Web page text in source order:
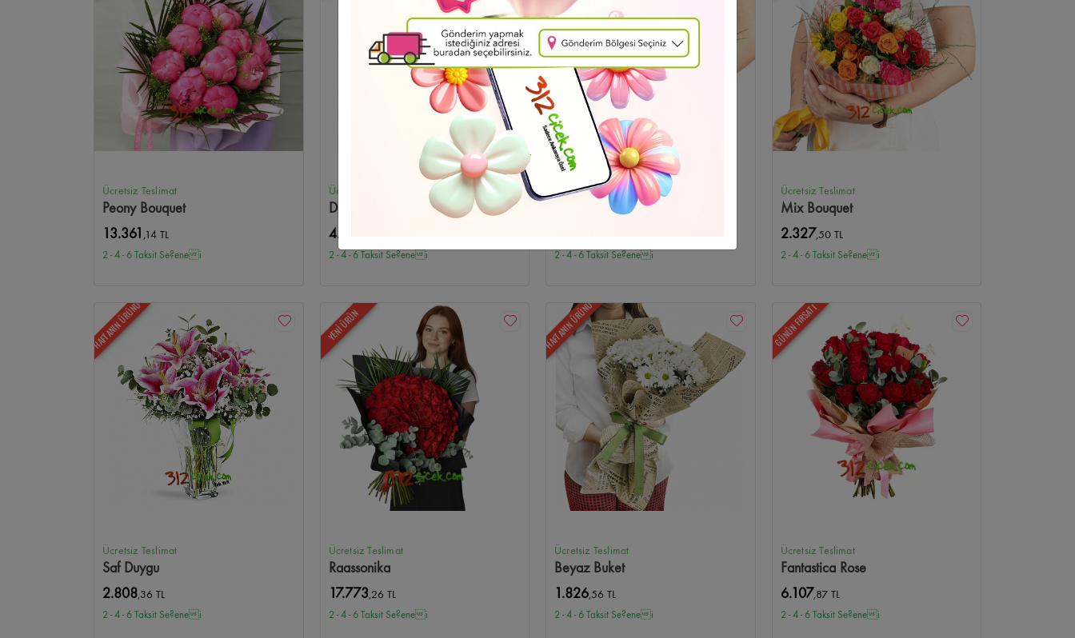
Ayçiçeği Balgat Çiçekçi Açılış/Tören Etimesgut Çiçekçi Düğün Çelenkleri Emek Çiçekçi Özür Dilerim Batıkent Çiçekçi Cenaze Çelenkleri Yıldız Çiçekçi Yeni Bebek/Doğum
Oran Çiçekçi Ferforje Aranjmanlar Eryaman Çiçekçi Cenaze Çelenkleri İndirimli Çiçekler Bahçelievler Çiçekçi Ayın Fırsatları Kişiye Özel Çiçekler Bilkent Çiçekçi
Mevsim Çiçekleri Sıhhıye Çiçekçi Beştepe Çiçekçi Cebeci Çiçekçi Söğütözü Çiçekçi Siteler Çiçekçi Beysukent Çiçekçi Anıttepe Çiçekçi
Gordion Çiçekçi Atakule Çiçekçi Ankamall Çiçekçi Kentpark Çiçekçi
365AVM Çiçekçi Akyurt Çiçekçi Kahraman Kazan Çiçekçi Hüseyingazi Çiçekçi Saray Çiçekçi Atapark Çiçekçi Ufuktepe Çiçekçi
Demetevler Çiçekçi Yenimahalle Çiçekçi Şentepe Çiçekçi Gimat Çiçekçi İvedik OSB Çiçekçi Temelli Çiçekçi Kurtuluş Çiçekçi Kolej Çiçekçi
Altınpark Çiçekçi Seyranbağları Çiçekçi Esat Çiçekçi GOP Çiçekçi Dikmen Çiçekçi Sokullu Çiçekçi Çetinemeç Çiçekçi
Mühye Çiçekçi Taşpınar Çiçekçi Tulumtaş Çiçekçi İlker Çiçekçi Keklikpınarı Çiçekçi Ayrancı Çiçekçi Kavaklıdere Çiçekçi Hoşdere Çiçekçi Turan Güneş Çiçekçi Tunalı Çiçekçi
Tunalı Hilmi Çiçekçi Birlik Mahallesi Çiçekçi Sancak Mahallesi Çiçekçi Kırkkonaklar Çiçekçi Armada Çiçekçi Next Level Çiçekçi Bilkent Şehir Hastanesi Çiçekçi
Etlik Şehir Hastanesi Çiçekçi Hamamönü Çiçekçi Aydınlıkevler Çiçekçi Solfasol Çiçekçi Güvenevler Çiçekçi Gülseren Çiçekçi AOÇ Çiçekçi
Güvercinlik Çiçekçi Alacaatlı Çiçekçi Toki Turkuaz Çiçekçi Yukarı Yurtçu Çiçekçi Kazım Karabekir Çiçekçi
Ücretsiz Teslimat
Peony Bouquet
13.361 ,14 TL
2 - 4 - 6 Taksit Se?enei
Ücretsiz Teslimat
Düğün Çelenk-10
4.748
2 - 4 - 6 Taksit Se?enei
Ücretsiz Teslimat
Orange Bouquet
2 - 4 - 6 Taksit Se?enei
Ücretsiz Teslimat
Mix Bouquet
2.327,50 TL
2 - 4 - 6 Taksit Se?enei
HAFTANIN ÜRÜNÜ
Ücretsiz Teslimat
Saf Duygu
2.808,36 TL
2 - 4 - 6 Taksit Se?enei
YENİ ÜRÜN
Ücretsiz Teslimat
Raassonika
17.773,26 TL
2 - 4 - 6 Taksit Se?enei
HAFTANIN ÜRÜNÜ
Ücretsiz Teslimat
Beyaz Buket
1.826,56 TL
2 - 4 - 6 Taksit Se?enei
GÜNÜN FIRSATI
Ücretsiz Teslimat
Fantastica Rose
6.107,87 TL
2 - 4 - 6 Taksit Se?enei